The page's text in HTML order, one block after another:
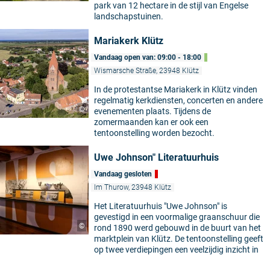
park van 12 hectare in de stijl van Engelse
landschapstuinen.
©
Mariakerk Klütz
Vandaag open van: 09:00 - 18:00
Wismarsche Straße, 23948 Klütz
In de protestantse Mariakerk in Klütz vinden
regelmatig kerkdiensten, concerten en andere
evenementen plaats. Tijdens de
zomermaanden kan er ook een
tentoonstelling worden bezocht.
©
Uwe Johnson" Literatuurhuis
Vandaag gesloten
Im Thurow, 23948 Klütz
Het Literatuurhuis "Uwe Johnson" is
gevestigd in een voormalige graanschuur die
rond 1890 werd gebouwd in de buurt van het
marktplein van Klütz. De tentoonstelling geeft
op twee verdiepingen een veelzijdig inzicht in